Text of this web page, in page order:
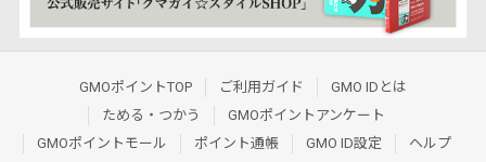
GMOポイントTOP ご利用ガイド
GMO IDとは
ためる・つかう
GMOポイントアンケート
GMOポイントモール
ポイント通帳 GMO ID設定
ヘルプ